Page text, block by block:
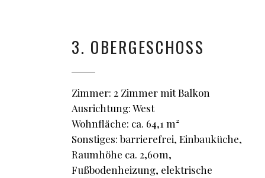
3. OBERGESCHOSS
Zimmer: 2 Zimmer mit Balkon
Ausrichtung: West
Wohnfläche: ca. 64,1 m²
Sonstiges: barrierefrei, Einbauküche,
Raumhöhe ca. 2,60m,
Fußbodenheizung, elektrische